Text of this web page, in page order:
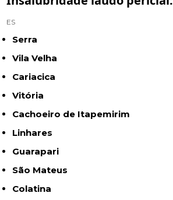
ES
Serra
Vila Velha
Cariacica
Vitória
Cachoeiro de Itapemirim
Linhares
Guarapari
São Mateus
Colatina